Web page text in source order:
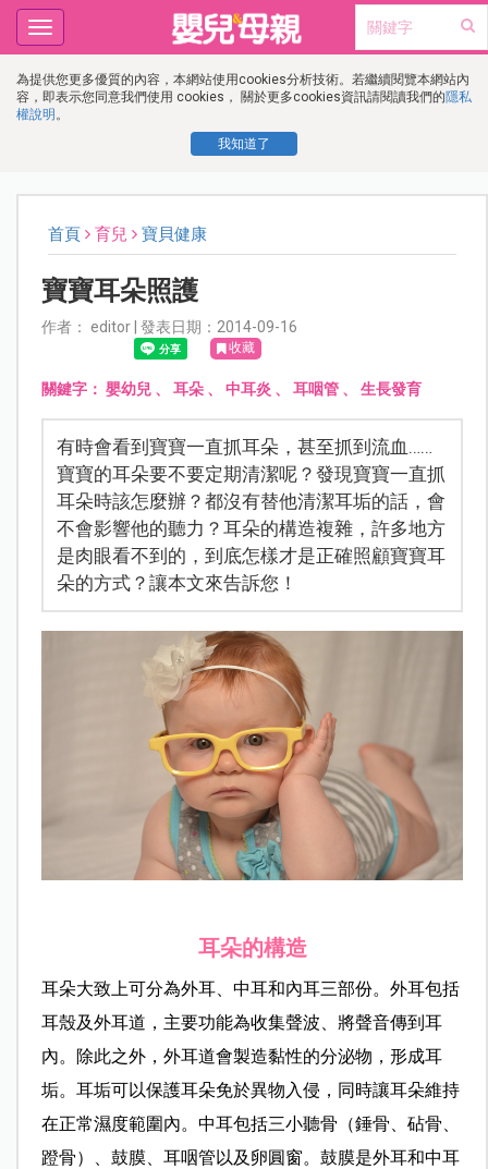
為提供您更多優質的內容，本網站使用cookies分析技術。若繼續閱覽本網站內
容，即表示您同意我們使用 cookies， 關於更多cookies資訊請閱讀我們的隱私
權說明 。
我知道了
Toggle
navigation
首頁 育兒 寶貝健康
寶寶耳朵照護
作者： editor | 發表日期：2014-09-16
收藏
關鍵字： 嬰幼兒、 耳朵、 中耳炎 、 耳咽管、 生長發育
有時會看到寶寶一直抓耳朵，甚至抓到流血……
寶寶的耳朵要不要定期清潔呢？發現寶寶一直抓
耳朵時該怎麼辦？都沒有替他清潔耳垢的話，會
不會影響他的聽力？耳朵的構造複雜，許多地方
是肉眼看不到的，到底怎樣才是正確照顧寶寶耳
朵的方式？讓本文來告訴您！
耳朵的構造
耳朵大致上可分為外耳、中耳和內耳三部份。外耳包括
耳殼及外耳道，主要功能為收集聲波、將聲音傳到耳
內。除此之外，外耳道會製造黏性的分泌物，形成耳
垢。耳垢可以保護耳朵免於異物入侵，同時讓耳朵維持
在正常濕度範圍內。中耳包括三小聽骨（錘骨、砧骨、
蹬骨）、鼓膜、耳咽管以及卵圓窗。鼓膜是外耳和中耳